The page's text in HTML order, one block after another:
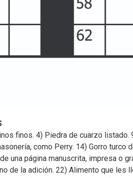
finos. 4) Piedra de cuarzo
como Perry. 14) Gorro turco
una página manuscrita, impresa o
de la adición. 22) Alimento que